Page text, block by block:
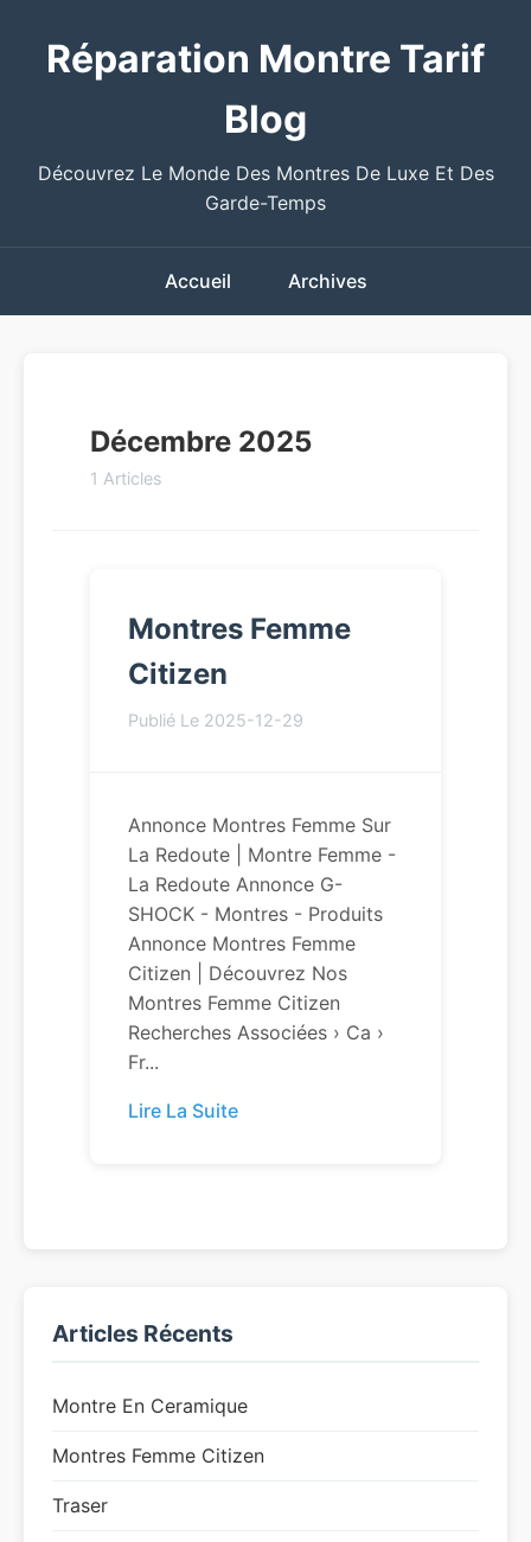
Réparation Montre Tarif
Blog
Découvrez Le Monde Des Montres De Luxe Et Des
Garde-Temps
Accueil Archives
Décembre 2025
1 Articles
Montres Femme
Citizen
Publié Le 2025-12-29
Annonce Montres Femme Sur
La Redoute | Montre Femme -
La Redoute Annonce G-
SHOCK - Montres - Produits
Annonce Montres Femme
Citizen | Découvrez Nos
Montres Femme Citizen
Recherches Associées › Ca ›
Fr...
Lire La Suite
Articles Récents
Montre En Ceramique
Montres Femme Citizen
Traser